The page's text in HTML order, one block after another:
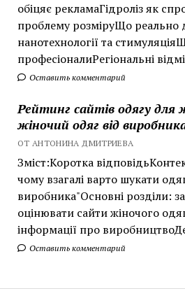
обіцяє рекламаГідроліз як
проблему розміруЩо реально
нанотехнології та
професіоналиРегіональні
Оставить комментарий
Рейтинг сайтів одягу для
жіночий одяг від
ОТ АНТОНИНА ДМИТРИЕВА
Зміст:Коротка
чому взагалі варто шукати
виробника"Основні розділи:
оцінювати сайти жіночого
інформації про
Оставить комментарий